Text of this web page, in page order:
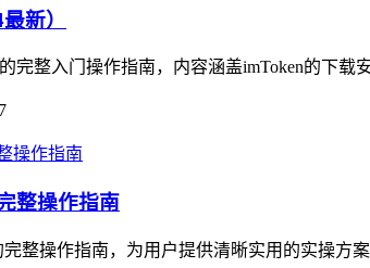
新）
完整入门操作指南，内容涵盖imToken的下
整操作指南
整操作指南，为用户提供清晰实用的实操